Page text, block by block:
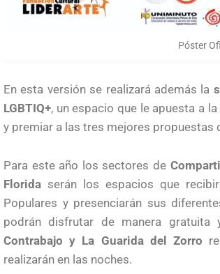
Póster
En esta versión se realizará además la
LGBTIQ+, un espacio que le apuesta a
y premiar a las tres mejores propuestas
Para este año los sectores de
Florida serán los espacios que
Populares y presenciarán sus
podrán disfrutar de manera
Contrabajo y La Guarida del Zorro
realizarán en las noches.